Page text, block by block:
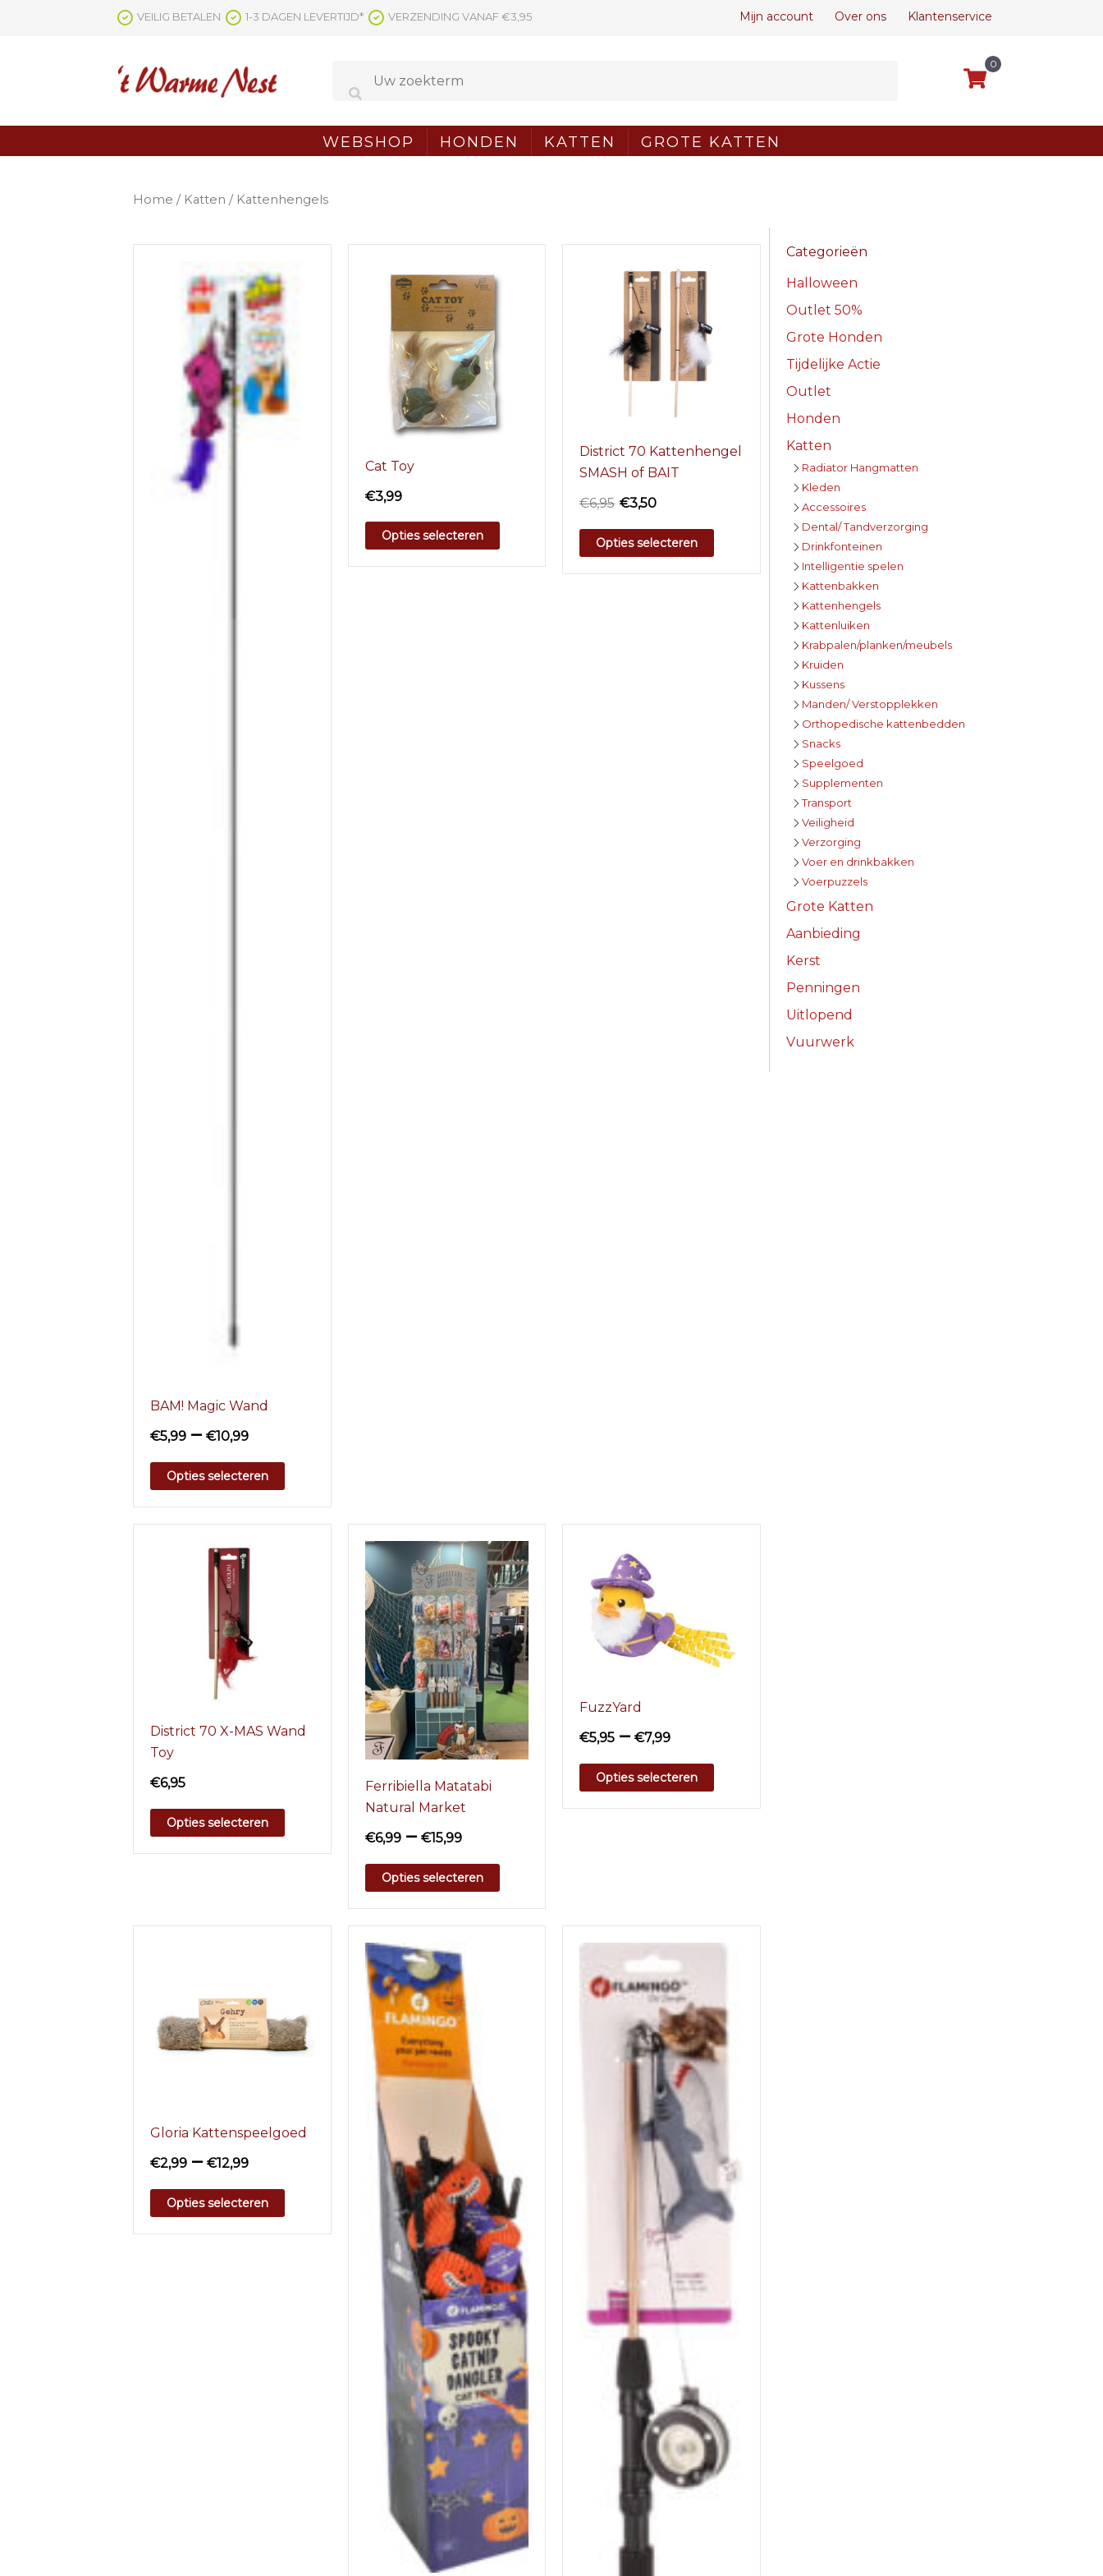
VEILIG BETALEN 1-3 DAGEN LEVERTIJD* VERZENDING VANAF €3,95 Mijn account Over ons Klantenservice
0
WEBSHOP HONDEN KATTEN GROTE KATTEN
Home / Katten / Kattenhengels
BAM! Magic Wand
€5,99 – €10,99
Opties selecteren
Cat Toy
€3,99
Opties selecteren
District 70 Kattenhengel
SMASH of BAIT
€6,95 €3,50
Opties selecteren
District 70 X-MAS Wand
Toy
€6,95
Opties selecteren
Ferribiella Matatabi
Natural Market
€6,99– €15,99
Opties selecteren
FuzzYard
€5,95 –€7,99
Opties selecteren
Gloria Kattenspeelgoed
€2,99 – €12,99
Opties selecteren
Categorieën
Halloween
Outlet 50%
Grote Honden
Tijdelijke Actie
Outlet
Honden
Katten
Radiator Hangmatten
Kleden
Accessoires
Dental/ Tandverzorging
Drinkfonteinen
Intelligentie spelen
Kattenbakken
Kattenhengels
Kattenluiken
Krabpalen/planken/meubels
Kruiden
Kussens
Manden/ Verstopplekken
Orthopedische kattenbedden
Snacks
Speelgoed
Supplementen
Transport
Veiligheid
Verzorging
Voer en drinkbakken
Voerpuzzels
Grote Katten
Aanbieding
Kerst
Penningen
Uitlopend
Vuurwerk